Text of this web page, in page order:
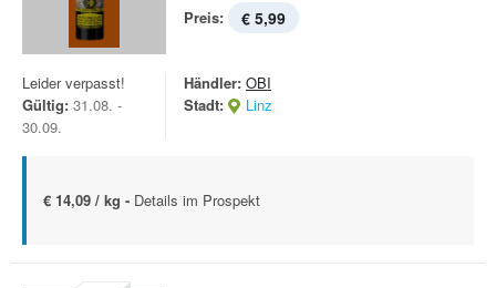
Preis: € 5,99
Leider verpasst!
Gültig: 31.08. -
30.09.
Händler: OBI
Stadt:
Linz
€ 14,09 / kg - Details im Prospekt